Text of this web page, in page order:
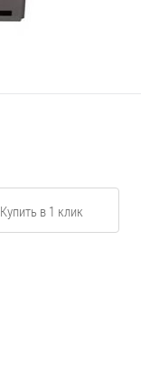
Купить в 1 клик